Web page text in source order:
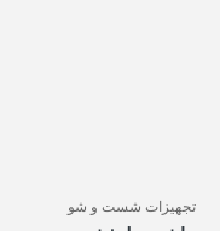
تجهیزات شست و شو